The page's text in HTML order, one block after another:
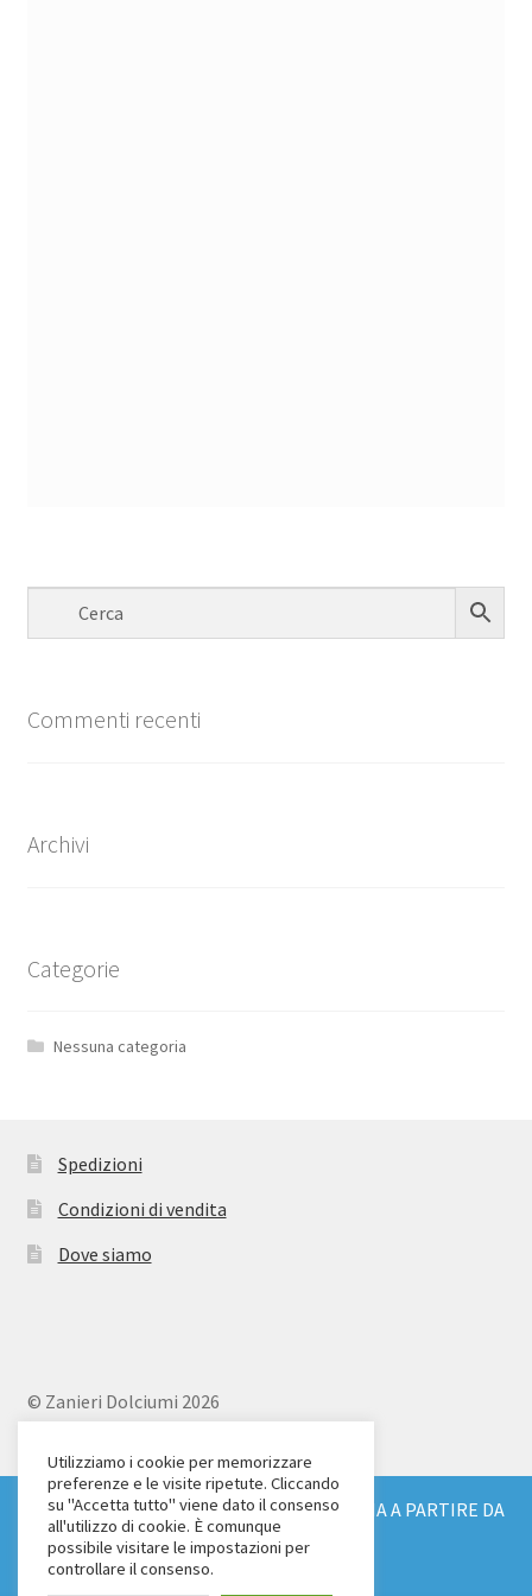
SPEDIZIONE GRATUITA IN TUTTA ITALIA A PARTIRE DA
€ 150
Ignora
Commenti recenti
Archivi
Categorie
Nessuna categoria
Spedizioni
Condizioni di vendita
Dove siamo
© Zanieri Dolciumi 2026
Via Alfieri 18
Scandicci (FI)
Tel. 055 2571707
C.F. e P.IVA: 04904430487
Utilizziamo i cookie per memorizzare
preferenze e le visite ripetute. Cliccando
su "Accetta tutto" viene dato il consenso
all'utilizzo di cookie. È comunque
possibile visitare le impostazioni per
controllare il consenso.